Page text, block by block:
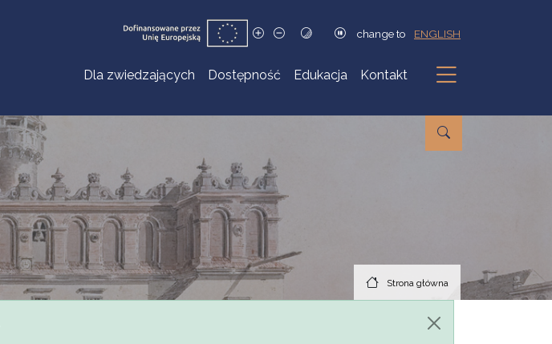
change to ENGLISH
Dla zwiedzających Dostępność Edukacja Kontakt
Podmenu
Strona główna